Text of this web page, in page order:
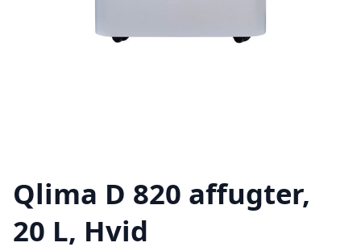
Qlima D 820 affugter,
20 L, Hvid